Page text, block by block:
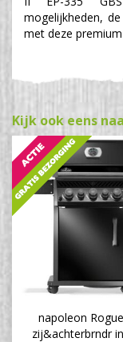
mogelijkheden,
met deze
Kijk ook eens
napoleon
zij&achterbrndr